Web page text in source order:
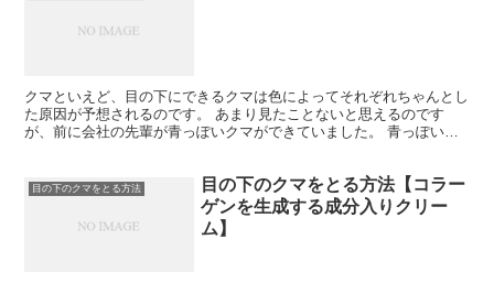
クマといえど、目の下にできるクマは色によってそれぞれちゃんとし
た原因が予想されるのです。 あまり見たことないと思えるのです
が、前に会社の先輩が青っぽいクマができていました。 青っぽいク
目の下のクマをとる方法
目の下のクマをとる方法【コラー
ゲンを生成する成分入りクリー
ム】